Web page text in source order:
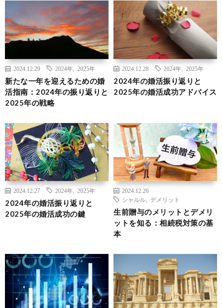
2024.12.29 2024年 2025年
新たな一年を迎えるための婚
活指南：2024年の振り返りと
2025年の戦略
2024.12.28 2024年 2025年
2024年の婚活振り返りと
2025年の婚活成功アドバイス
2024.12.27 2024年 2025年
2024年の婚活振り返りと
2025年の婚活成功の鍵
2024.12.26
シャルル
デメリット
生前贈与のメリットとデメリ
ットを知る：相続税対策の基
本